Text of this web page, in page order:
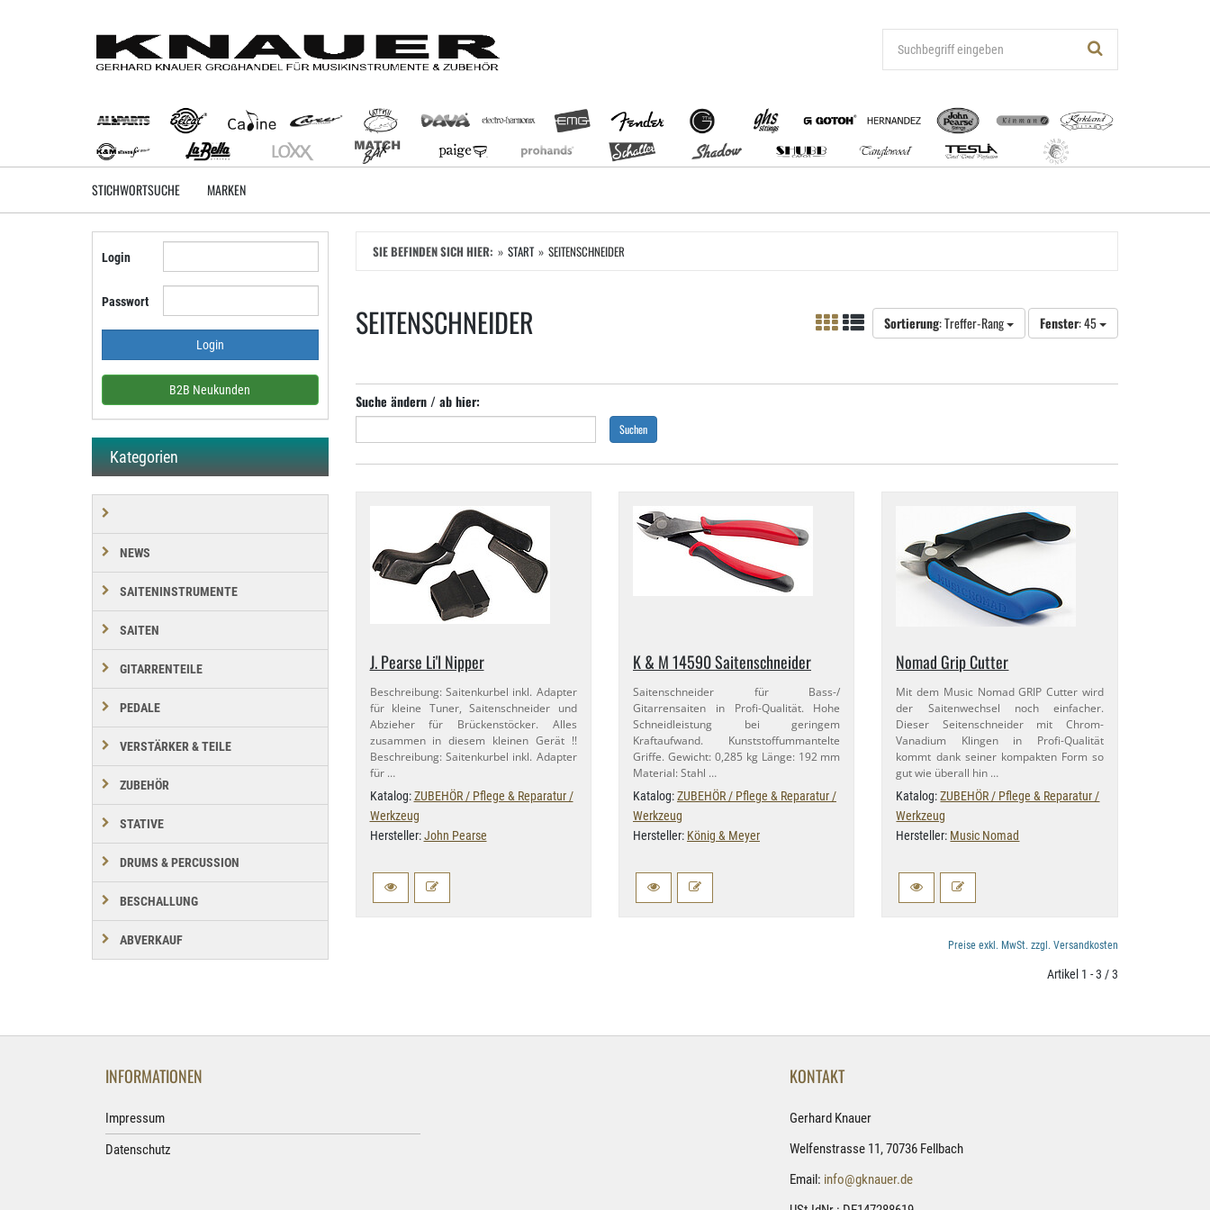
STICHWORTSUCHE MARKEN
SIE BEFINDEN SICH HIER: START SEITENSCHNEIDER
SEITENSCHNEIDER Sortierung: Treffer-Rang Fenster: 45
Suche ändern / ab hier:
Suchen
J. Pearse Li'l Nipper
Beschreibung: Saitenkurbel inkl. Adapter
für kleine Tuner, Saitenschneider und
Abzieher für Brückenstöcker. Alles
zusammen in diesem kleinen Gerät !!
Beschreibung: Saitenkurbel inkl. Adapter
für …
Katalog:ZUBEHÖR / Pflege & Reparatur /
Werkzeug
Hersteller:John Pearse
K & M 14590 Saitenschneider
Saitenschneider für Bass-​/
Gitarrensaiten in Profi-​Qualität. Hohe
Schneidleistung bei geringem
Kraftaufwand. Kunststoffummantelte
Griffe. Gewicht: 0,​285 kg Länge: 192 mm
Material: Stahl …
Katalog:ZUBEHÖR / Pflege & Reparatur /
Werkzeug
Hersteller: König & Meyer
Nomad Grip Cutter
Mit dem Music Nomad GRIP Cutter wird
der Saitenwechsel noch einfacher.
Dieser Seitenschneider mit Chrom-​
Vanadium Klingen in Profi-​Qualität
kommt dank seiner kompakten Form so
gut wie überall hin …
Katalog:ZUBEHÖR / Pflege & Reparatur /
Werkzeug
Hersteller: Music Nomad
Preise exkl. MwSt. zzgl. Versandkosten
Artikel 1 - 3 / 3
Login
Passwort
B2B Neukunden
Kategorien
NEWS
SAITENINSTRUMENTE
SAITEN
GITARRENTEILE
PEDALE
VERSTÄRKER & TEILE
ZUBEHÖR
STATIVE
DRUMS & PERCUSSION
BESCHALLUNG
ABVERKAUF
INFORMATIONEN
Impressum
Datenschutz
KONTAKT
Gerhard Knauer
Welfenstrasse 11, 70736 Fellbach
Email: info@gknauer.de